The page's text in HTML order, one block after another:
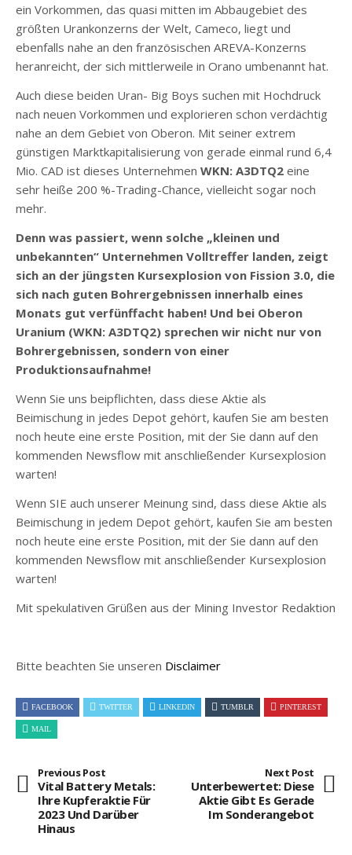
ein Vorkommen, das quasi mitten im Abbaugebiet des
größten Urankonzerns der Welt, Cameco, liegt und
ebenfalls nahe an den französischen AREVA-Konzerns
heranreicht, der sich mittlerweile in Orano umbenannt hat.
Auch diese beiden Uran- Big Boys suchen mit Hochdruck
nach neuen Vorkommen und explorieren schon verdächtig
nahe an dem Gebiet von Oberon. Mit seiner extrem
günstigen Marktkapitalisierung von gerade einmal rund 6,4
Mio. CAD ist dieses Unternehmen WKN: A3DTQ2 eine
sehr heiße 200 %-Trading-Chance, vielleicht sogar noch
mehr.
Denn was passiert, wenn solche „kleinen und
unbekannten“ Unternehmen Volltreffer landen, zeigt
sich an der jüngsten Kursexplosion von Fission 3.0, die
sich nach guten Bohrergebnissen innerhalb eines
Monats gut verfünffacht haben! Und bei Oberon
Uranium (WKN: A3DTQ2) sprechen wir nicht nur von
Bohrergebnissen, sondern von einer
Produktionsaufnahme!
Wenn Sie uns beipflichten, dass diese Aktie als
Beimischung in jedes Depot gehört, kaufen Sie am besten
noch heute eine erste Position, mit der Sie dann auf den
kommenden Newsflow mit anschließender Kursexplosion
warten!
Wenn SIE auch unserer Meinung sind, dass diese Aktie als
Beimischung in jedem Depot gehört, kaufen Sie am besten
noch heute eine erste Position, mit der Sie dann auf den
kommenden Newsflow mit anschließender Kursexplosion
warten!
Mit spekulativen Grüßen aus der Mining Investor Redaktion
Bitte beachten Sie unseren Disclaimer
FACEBOOK TWITTER LINKEDIN TUMBLR PINTEREST
MAIL
Previous Post
Vital Battery Metals:
Ihre Kupferaktie Für
2023 Und Darüber
Hinaus
Next Post
Unterbewertet: Diese
Aktie Gibt Es Gerade
Im Sonderangebot